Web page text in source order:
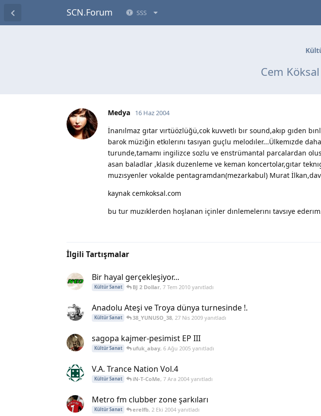
SCN.Forum SSS
Cem Köksal
Medya 16 Haz 2004
İnanılmaz gıtar vırtüözlüğü,cok kuvvetlı bır sound,akıp gıden
barok müziğin etkılerını tasıyan guçlu melodıler...Ülkemızde
turunde,tamamı ingilizce sozlu ve enstrümantal parcalardan
asan baladlar ,klasık duzenleme ve keman koncertolar,gıtar
muzısyenler vokalde pentagramdan(mezarkabul) Murat
kaynak cemkoksal.com
bu tur muzıklerden hoşlanan içinler dınlemelerını tavsıye
İlgili Tartışmalar
Bir hayal gerçekleşiyor...
Kültür Sanat BJ 2 Dollar,7 Tem 2010 yanıtladı
Anadolu Ateşi ve Troya dünya turnesinde !.
Kültür Sanat 38_YUNUSO_38,27 Nis 2009 yanıtladı
sagopa kajmer-pesimist EP III
Kültür Sanat ufuk_abay,6 Ağu 2005 yanıtladı
V.A. Trance Nation Vol.4
Kültür Sanat iN-T-CoMe,7 Ara 2004 yanıtladı
Metro fm clubber zone şarkıları
Kültür Sanat erelfb,2 Eki 2004 yanıtladı